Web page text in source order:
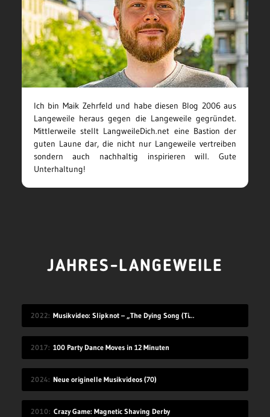
Ich bin Maik Zehrfeld und habe diesen Blog 2006 aus
Langeweile heraus gegen die Langeweile gegründet.
Mittlerweile stellt LangweileDich.net eine Bastion der
guten Laune dar, die nicht nur Langeweile vertreiben
sondern auch nachhaltig inspirieren will. Gute
Unterhaltung!
JAHRES-LANGEWEILE
2022 Musikvideo: Slipknot – „The Dying Song (Time To Sing)“
2017 100 Party Dance Moves in 12 Minuten
2024 Neue originelle Musikvideos (70)
2010 Crazy Game: Magnetic Shaving Derby